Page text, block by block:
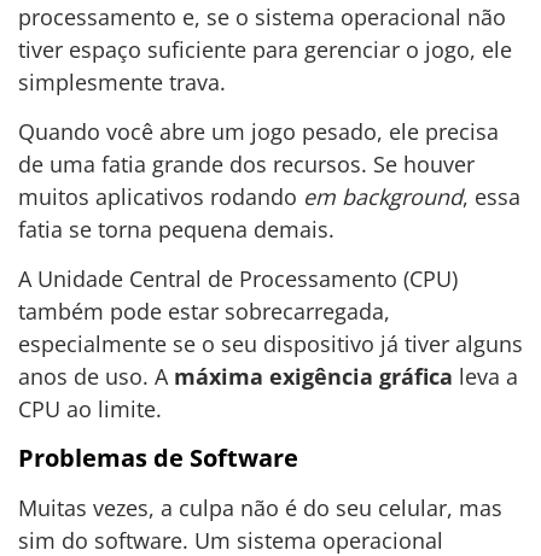
processamento e, se o sistema operacional não
tiver espaço suficiente para gerenciar o jogo, ele
simplesmente trava.
Quando você abre um jogo pesado, ele precisa
de uma fatia grande dos recursos. Se houver
muitos aplicativos rodando em background, essa
fatia se torna pequena demais.
A Unidade Central de Processamento (CPU)
também pode estar sobrecarregada,
especialmente se o seu dispositivo já tiver alguns
anos de uso. A máxima exigência gráfica leva a
CPU ao limite.
Problemas de Software
Muitas vezes, a culpa não é do seu celular, mas
sim do software. Um sistema operacional